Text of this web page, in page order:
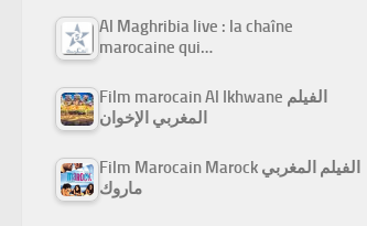
Al Maghribia live : la chaîne
marocaine qui…
Film marocain Al Ikhwane الفيلم
المغربي الإخوان
Film Marocain Marock الفيلم المغربي
ماروك